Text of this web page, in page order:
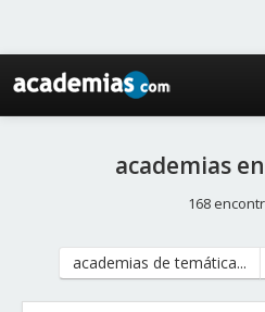
iniciar sesión / registro de
academias
168
academias de temática...